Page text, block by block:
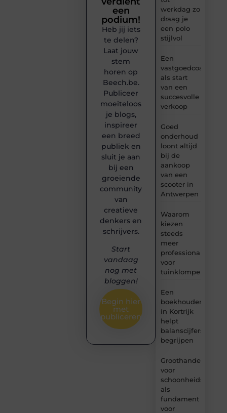
werkdag zo
draag je
een polo
stijlvol
Een
vastgoedcoach
als start
van een
succesvolle
verkoop
Goed
onderhoud
loont altijd
bij de
aankoop
van een
scooter in
Antwerpen
Waarom
kiezen
steeds
meer
professionals
voor
tuinklompen?
Een
boekhouder
in Kortrijk
helpt
balanscijfers
begrijpen
Groothandel
voor
als
fundament
voor
een
podium!
Heb jij iets
te delen?
Laat jouw
stem
horen op
Beech.be.
Publiceer
moeiteloos
je blogs,
inspireer
een breed
publiek en
sluit je aan
bij een
groeiende
community
van
creatieve
denkers en
schrijvers.
Start
vandaag
nog met
bloggen!
Begin hier
met
publiceren